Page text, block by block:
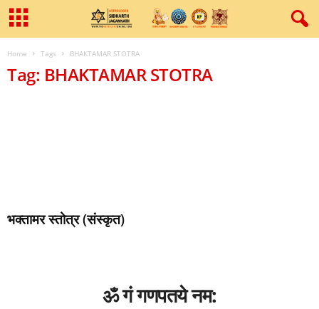
Home Tags BHAKTAMAR STOTRA
Tag: BHAKTAMAR STOTRA
भक्तामर स्तोत्र (संस्कृत)
ॐ गं गणपतये नम: